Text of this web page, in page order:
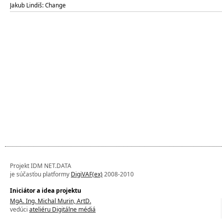
Jakub Lindiš: Change
Projekt IDM NET.DATA
je súčasťou platformy DigiVAF(ex)2008-2010
Iniciátor a idea projektu
MgA. Ing. Michal Murin, ArtD.
vedúci ateliéru Digitálne médiá